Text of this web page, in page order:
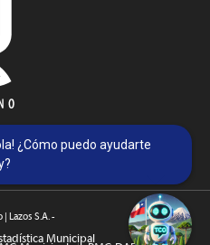
Lazos S.A. -
Municipal
¿Cómo puedo ayudarte